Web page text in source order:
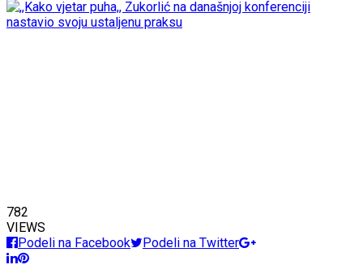
782
VIEWS
Podeli na Facebook
Podeli na Twitter